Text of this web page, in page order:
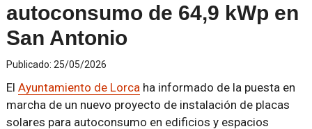
autoconsumo de 64,9 kWp en
San Antonio
Publicado: 25/05/2026
El Ayuntamiento de Lorcaha informado de la puesta en
marcha de un nuevo proyecto de instalación de placas
solares para autoconsumo en edificios y espacios